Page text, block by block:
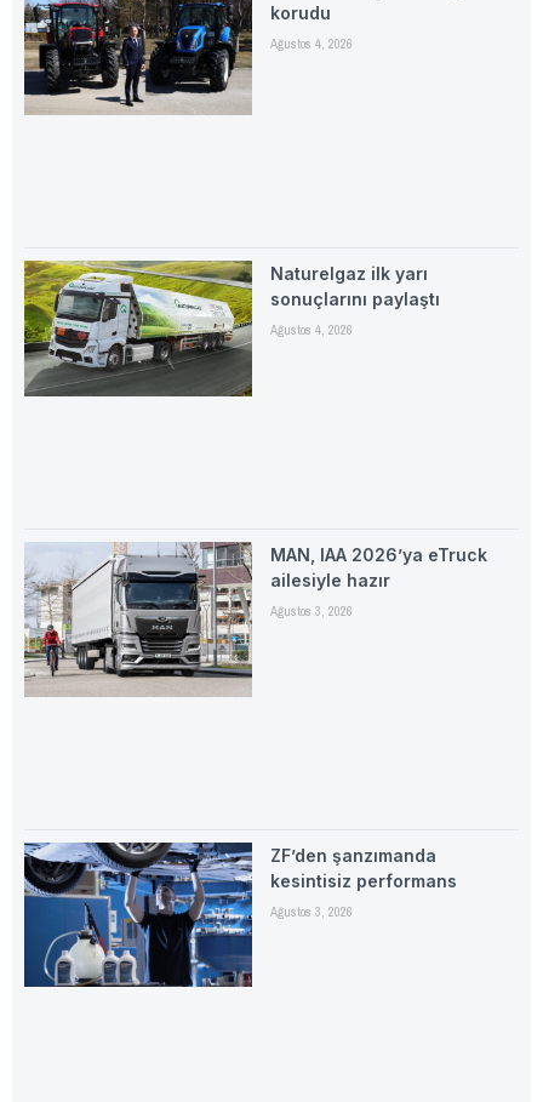
korudu
Ağustos 4, 2026
Naturelgaz ilk yarı
sonuçlarını paylaştı
Ağustos 4, 2026
MAN, IAA 2026’ya eTruck
ailesiyle hazır
Ağustos 3, 2026
ZF’den şanzımanda
kesintisiz performans
Ağustos 3, 2026